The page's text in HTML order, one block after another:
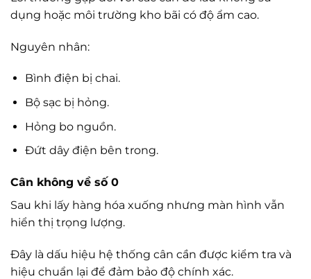
dụng hoặc môi trường kho bãi có độ ẩm cao.
Nguyên nhân:
Bình điện bị chai.
Bộ sạc bị hỏng.
Hỏng bo nguồn.
Đứt dây điện bên trong.
Cân không về số 0
Sau khi lấy hàng hóa xuống nhưng màn hình vẫn
hiển thị trọng lượng.
Đây là dấu hiệu hệ thống cân cần được kiểm tra và
hiệu chuẩn lại để đảm bảo độ chính xác.